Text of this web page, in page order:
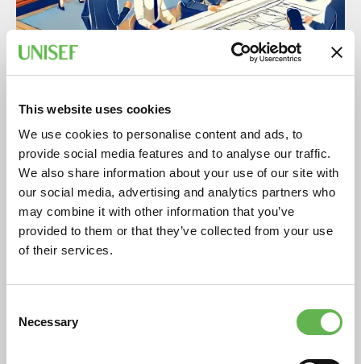
This website uses cookies
We use cookies to personalise content and ads, to
provide social media features and to analyse our traffic.
We also share information about your use of our site with
our social media, advertising and analytics partners who
may combine it with other information that you’ve
provided to them or that they’ve collected from your use
of their services.
Selection
Necessary
14 giugno 2024
Sfruttare al massimo la
formazione finanziata per
vincere le sfide del mercato
formazione finanziata rappresenta